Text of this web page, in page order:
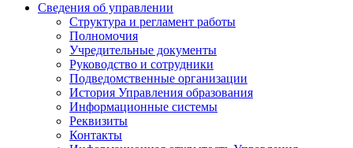
Сведения об управлении
Структура и регламент работы
Полномочия
Учредительные документы
Руководство и сотрудники
Подведомственные организации
История Управления образования
Информационные системы
Реквизиты
Контакты